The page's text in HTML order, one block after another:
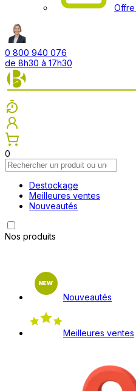
0 800 940 076
de 8h30 à 17h30
0
Destockage
Meilleures ventes
Nouveautés
Nos produits
Nouveautés
Meilleures ventes